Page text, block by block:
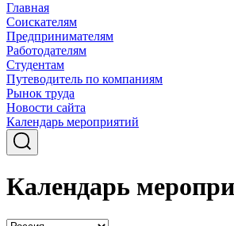
Главная
Соискателям
Предпринимателям
Работодателям
Студентам
Путеводитель по компаниям
Рынок труда
Новости сайта
Календарь мероприятий
Календарь